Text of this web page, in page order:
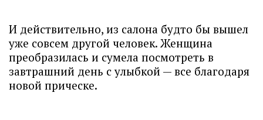
И действительно, из салона будто бы вышел
уже совсем другой человек. Женщина
преобразилась и сумела посмотреть в
завтрашний день с улыбкой — все благодаря
новой прическе.